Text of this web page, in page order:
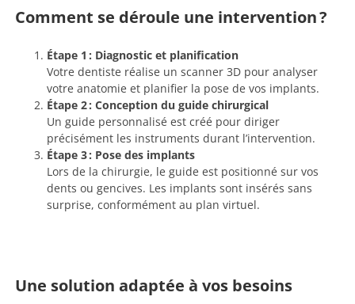
Comment se déroule une intervention ?
Étape 1 : Diagnostic et planification
Votre dentiste réalise un scanner 3D pour analyser
votre anatomie et planifier la pose de vos implants.
Étape 2 : Conception du guide chirurgical
Un guide personnalisé est créé pour diriger
précisément les instruments durant l’intervention.
Étape 3 : Pose des implants
Lors de la chirurgie, le guide est positionné sur vos
dents ou gencives. Les implants sont insérés sans
surprise, conformément au plan virtuel.
Une solution adaptée à vos besoins